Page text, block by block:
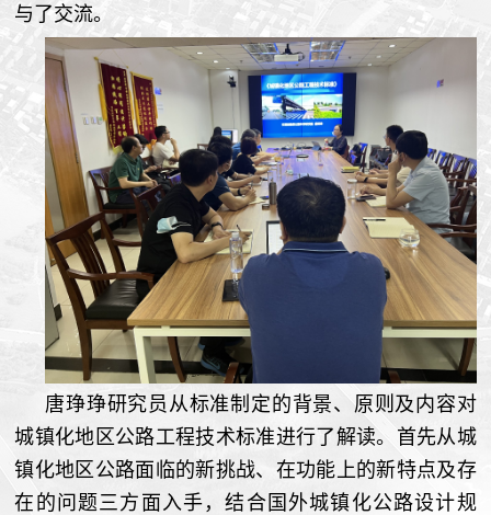
与了交流。
唐琤琤研究员从标准制定的背景、原则及内容对
城镇化地区公路工程技术标准进行了解读。首先从城
镇化地区公路面临的新挑战、在功能上的新特点及存
在的问题三方面入手，结合国外城镇化公路设计规